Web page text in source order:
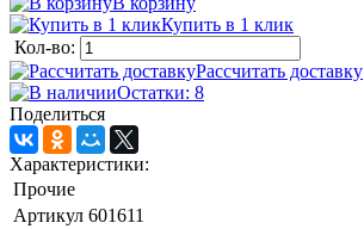
Купить в 1 клик
Кол-во:
Рассчитать доставку
Остатки: 8
Поделиться
Характеристики:
Прочие
Артикул 601611